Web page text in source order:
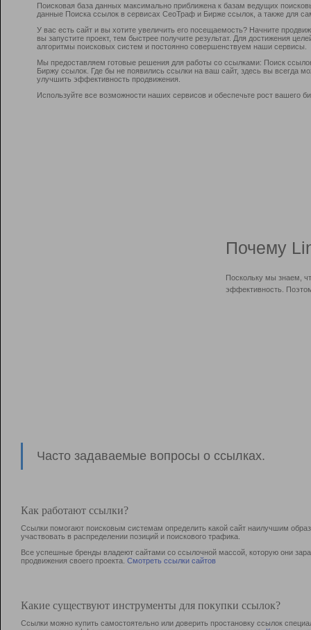
Поисковая база данных максимально приближена к базам ведущих
данные Поиска ссылок в сервисах СеоТраф и Бирже ссылок, а также для
У вас есть сайт и вы хотите увеличить его посещаемость? Начните
вы запустите проект, тем быстрее получите результат. Для достижения
алгоритмы поисковых систем и постоянно совершенствуем наши сервисы.
Мы предоставляем готовые решения для работы со ссылками: Поиск
Биржу ссылок. Где бы не появились ссылки на ваш сайт, здесь вы всегда
улучшить эффективность продвижения.
Используйте все возможности наших сервисов и обеспечьте рост вашего
Почему
Поскольку мы знаем,
эффективность.
Часто задаваемые вопросы о ссылках.
Как работают ссылки?
Ссылки помогают поисковым системам определить какой сайт наилучшим
участвовать в раcпределении позиций и поискового трафика.
Все успешные бренды владеют сайтами со ссылочной массой, которую они
продвижения своего проекта. Смотреть ссылки сайтов
Какие существуют инструменты для покупки ссылок?
Ссылки можно купить самостоятельно или доверить простановку ссылок